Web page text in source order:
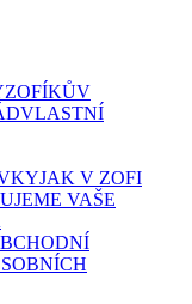
ZOFÍKŮV
VLASTNÍ
JAK V ZOFI
VAŠE